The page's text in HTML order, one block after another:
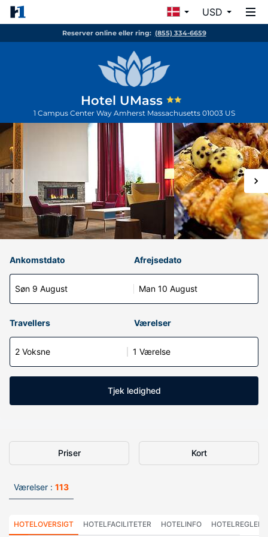
USD
Reserver online eller ring: (855) 334-6659
Hotel UMass
1 Campus Center Way Amherst Massachusetts 01003 US
Ankomstdato
Søn 9 August
Afrejsedato
Man 10 August
Travellers Værelser
2 Voksne 1 Værelse
Tjek ledighed
Priser Kort
Værelser : 113
HOTELOVERSIGT HOTELFACILITETER HOTELINFO HOTELREGLER